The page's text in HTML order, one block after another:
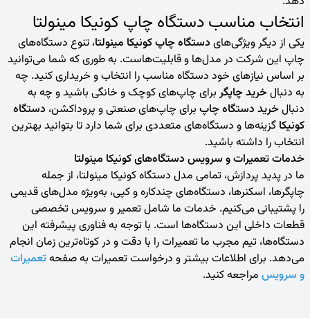
انتخاب مناسب دستگاه‌ چاپ کونیکا مینولتا
یکی از دیگر ویژگی‌های دستگاه‌ چاپ کونیکا مینولتا، تنوع دستگاه‌های
چاپ این شرکت در مدل‌ها و قابلیت‌هاست. به طوری که شما می‌توانید
بر اساس نیازهای خود دستگاه مناسب را انتخاب و خریداری کنید. چه
به دنبالخرید چاپگر برای چاپ‌های کوچک و خانگی باشید و چه به
دنبالخرید دستگاه چاپ برای چاپ‌های صنعتی و پروداکشن، دستگاه
کونیکا گزینه‌ها و دستگاه‌های متعددی برای شما دارد تا بتوانید بهترین
انتخاب را داشته باشید.
خدمات تعمیرات و سرویس دستگاههای کونیکا مینولتا
ما در پدید پردازش، تمامی مدل‌ دستگاه‌ کونیکا مینولتا، از جمله
چاپگرها، اسکنرها، دستگاه‌های چندکاره و کپی، به‌ویژه مدل‌های قدیمی
را پشتیبانی می‌کنیم. خدمات ما شامل تعمیر و سرویس تخصصی
قطعات داخلی این دستگاه‌ها است. با توجه به فناوری پیشرفته این
دستگاه‌ها، تیم مجرب ما تعمیرات را با دقت و در کوتاه‌ترین زمان انجام
می‌دهد. برای اطلاعات بیشتر و درخواست تعمیرات به صفحهتعمیرات
و سرویس مراجعه کنید.